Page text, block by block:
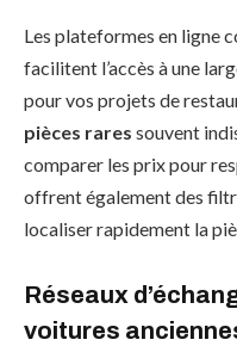
Les plateformes en ligne
facilitent l’accès à une
pour vos projets de
pièces rares souvent
comparer les prix pour
offrent également des
localiser rapidement la
Réseaux
voitures